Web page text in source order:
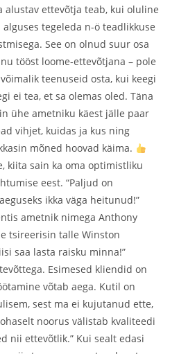
alustav ettevõtja teab, kui oluline
alguses tegeleda n-ö teadlikkuse
See on olnud suur osa
tööst loome-ettevõtjana – pole
teenuseid osta, kui keegi
ei tea, et sa olemas oled. Täna
ühe ametniku käest jälle paar
vihjet, kuidas ja kus ning
mõned hoovad käima.
kiita sain ka oma optimistliku
eest. “Paljud on
ikka väga heitunud!”
ametnik nimega Anthony
tsireerisin talle Winston
saa lasta raisku minna!”
Esimesed kliendid on
võtab aega. Kutil on
sest ma ei kujutanud ette,
noorus välistab kvaliteedi
nii ettevõtlik.” Kui sealt edasi